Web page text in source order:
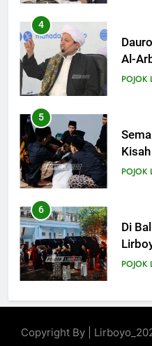
4
Al-
As-
POJOK
5
POJOK
6
Di
POJOK
7
Copyright By |